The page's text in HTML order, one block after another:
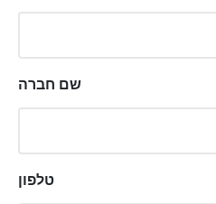
שם חברה
טלפון